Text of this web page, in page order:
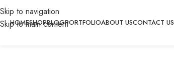
Skip to navigation
Skip to main content
HOMESHOPBLOGPORTFOLIOABOUT USCONTACT US
Home